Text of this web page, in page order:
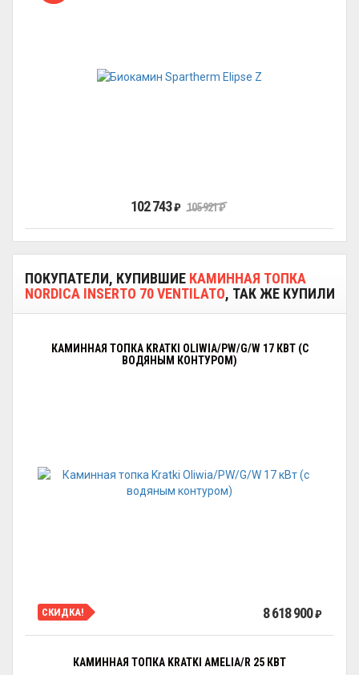
102 743₽ 105 921₽
ПОКУПАТЕЛИ, КУПИВШИЕ КАМИННАЯ ТОПКА
NORDICA INSERTO 70 VENTILATO, ТАК ЖЕ КУПИЛИ
КАМИННАЯ ТОПКА KRATKI OLIWIA/PW/G/W 17 КВТ (С
ВОДЯНЫМ КОНТУРОМ)
СКИДКА! 8 618 900₽
КАМИННАЯ ТОПКА KRATKI AMELIA/R 25 КВТ